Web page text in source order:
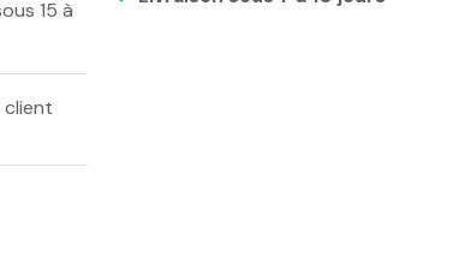
15 à